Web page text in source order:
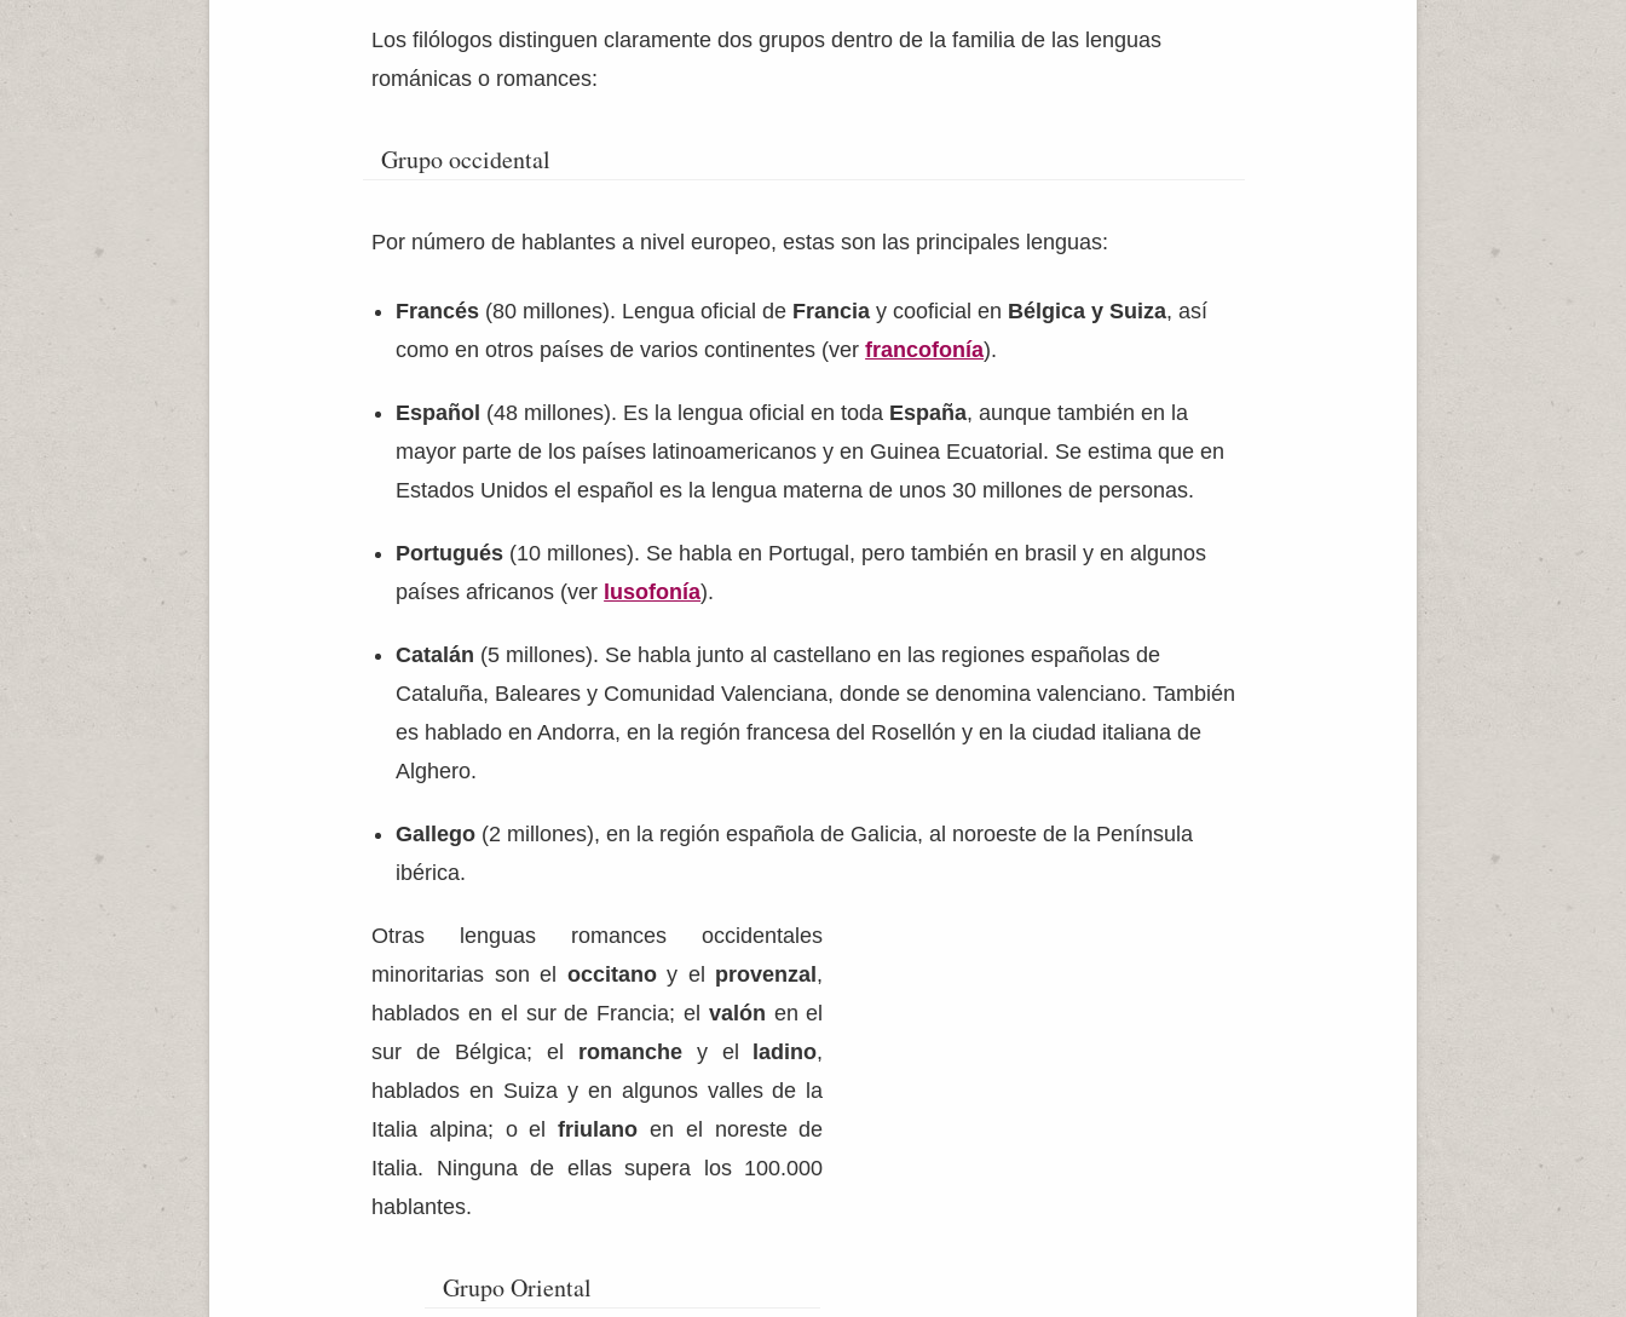
Los filólogos distinguen claramente dos grupos dentro de la familia de las lenguas
románicas o romances:
Grupo occidental
Por número de hablantes a nivel europeo, estas son las principales lenguas:
Francés (80 millones). Lengua oficial de Francia y cooficial en Bélgica y Suiza, así
como en otros países de varios continentes (verfrancofonía).
Español (48 millones). Es la lengua oficial en toda España, aunque también en la
mayor parte de los países latinoamericanos y en Guinea Ecuatorial. Se estima que en
Estados Unidos el español es la lengua materna de unos 30 millones de personas.
Portugués (10 millones)​. Se habla en Portugal, pero también en brasil y en algunos
países africanos (ver lusofonía).
Catalán (5 millones). Se habla junto al castellano en las regiones españolas de
Cataluña, Baleares y Comunidad Valenciana, donde se denomina valenciano. También
es hablado en Andorra, en la región francesa del Rosellón y en la ciudad italiana de
Alghero.
Gallego (2 millones), en la región española de Galicia, al noroeste de la Península
ibérica.
Otras lenguas romances occidentales
minoritarias son el
occitanoy el provenzal ,
hablados en el sur de Francia; el valón en el
sur de Bélgica; el romanchey el ladino,
hablados en Suiza y en algunos valles de la
Italia alpina; o elfriulano en el noreste de
Italia. Ninguna de ellas supera los 100.000
hablantes.
Grupo Oriental